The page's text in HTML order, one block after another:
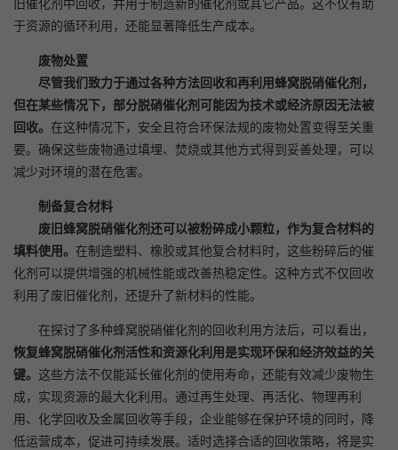
于资源的循环利用，还能显著降低生产成本。
废物处置
尽管我们致力于通过各种方法回收和再利用蜂窝脱硝催化剂，
但在某些情况下，部分脱硝催化剂可能因为技术或经济原因无法被
回收。 在这种情况下，安全且符合环保法规的废物处置变得至关重
要。确保这些废物通过填埋、焚烧或其他方式得到妥善处理，可以
减少对环境的潜在危害。
制备复合材料
废旧蜂窝脱硝催化剂还可以被粉碎成小颗粒，作为复合材料的
填料使用。 在制造塑料、橡胶或其他复合材料时，这些粉碎后的催
化剂可以提供增强的机械性能或改善热稳定性。这种方式不仅回收
利用了废旧催化剂，还提升了新材料的性能。
在探讨了多种蜂窝脱硝催化剂的回收利用方法后，可以看出，
恢复蜂窝脱硝催化剂活性和资源化利用是实现环保和经济效益的关
键。 这些方法不仅能延长催化剂的使用寿命，还能有效减少废物生
成，实现资源的最大化利用。通过再生处理、再活化、物理再利
用、化学回收及金属回收等手段，企业能够在保护环境的同时，降
低运营成本，促进可持续发展。适时选择合适的回收策略，将是实